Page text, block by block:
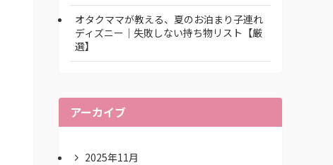
オタクママが教える、夏のお泊まり子連れ
ディズニー｜失敗しない持ち物リスト【厳
選】
アーカイブ
2025年11月